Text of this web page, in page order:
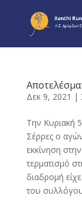
Δεκ 9, 2021 |
Την Κυριακή
Σέρρες ο
εκκίνηση
τερματισμό
διαδρομή
του συλλόγου